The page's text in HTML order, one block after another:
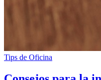
Tips de Oficina